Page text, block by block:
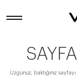
Üzgünüz, baktığınız